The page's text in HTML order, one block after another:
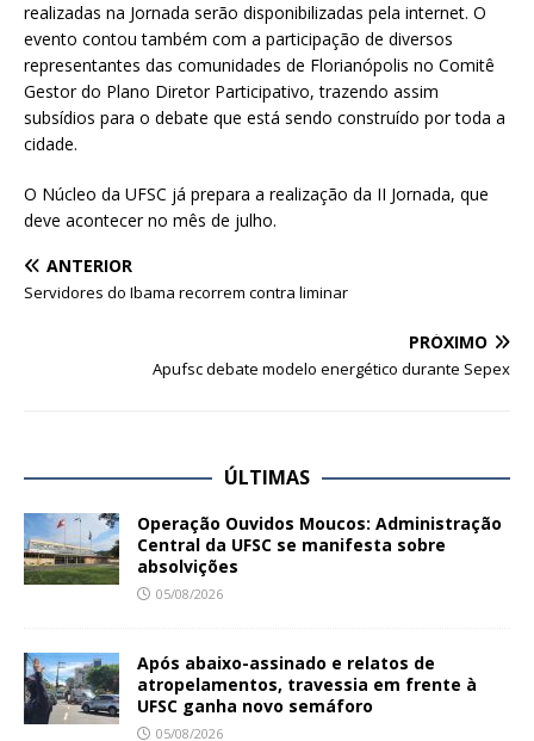
realizadas na Jornada serão disponibilizadas pela internet. O
evento contou também com a participação de diversos
representantes das comunidades de Florianópolis no Comitê
Gestor do Plano Diretor Participativo, trazendo assim
subsídios para o debate que está sendo construído por toda a
cidade.
O Núcleo da UFSC já prepara a realização da II Jornada, que
deve acontecer no mês de julho.
ANTERIOR
Servidores do Ibama recorrem contra liminar
PRÓXIMO
Apufsc debate modelo energético durante Sepex
ÚLTIMAS
Operação Ouvidos Moucos: Administração
Central da UFSC se manifesta sobre
absolvições
05/08/2026
Após abaixo-assinado e relatos de
atropelamentos, travessia em frente à
UFSC ganha novo semáforo
05/08/2026